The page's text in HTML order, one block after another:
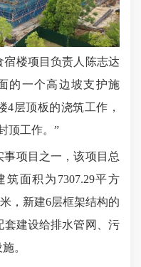
楼项目负责人陈志达
的一个高边坡支护施
4层顶板的浇筑工作，
顶工作。”
项目之一，该项目总
筑面积为7307.29平方
，新建6层框架结构的
套建设给排水管网、污
。